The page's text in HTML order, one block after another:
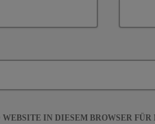
IN DIESEM BROWSER